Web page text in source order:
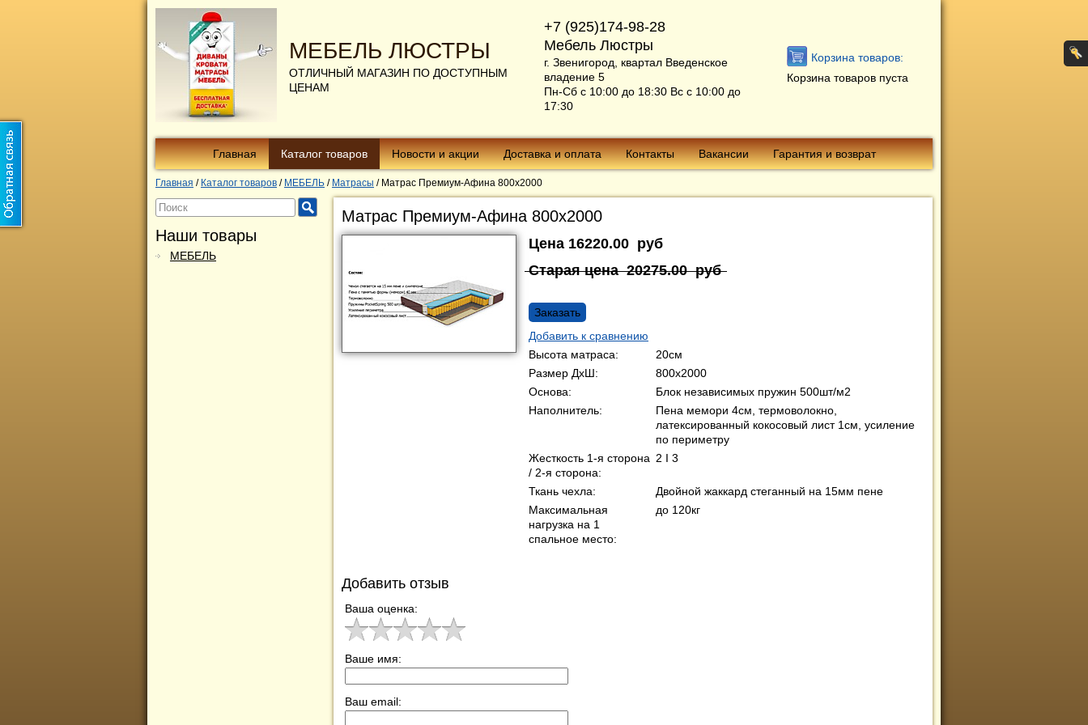
МЕБЕЛЬ ЛЮСТРЫ
ОТЛИЧНЫЙ МАГАЗИН ПО ДОСТУПНЫМ
ЦЕНАМ
+7 (925)174-98-28
Мебель Люстры
г. Звенигород, квартал Введенское
владение 5
Пн-Сб с 10:00 до 18:30 Вс с 10:00 до
17:30
Корзина товаров:
Корзина товаров пуста
Главная Каталог товаров Новости и акции Доставка и оплата Контакты Вакансии Гарантия и возврат
Главная / Каталог товаров / МЕБЕЛЬ / Матрасы / Матрас Премиум-Афина 800х2000
Наши товары
МЕБЕЛЬ
Матрас Премиум-Афина 800х2000
Цена 16220.00 руб
Старая цена 20275.00 руб
Заказать
Добавить к сравнению
Высота матраса:
20см
Размер ДхШ:
800х2000
Основа:
Блок независимых пружин 500шт/м2
Наполнитель:
Пена мемори 4см, термоволокно,
латексированный кокосовый лист 1см, усиление
по периметру
Жесткость 1-я сторона
/ 2-я сторона:
2 I 3
Ткань чехла:
Двойной жаккард стеганный на 15мм пене
Максимальная
нагрузка на 1
спальное место:
до 120кг
Добавить отзыв
Ваша оценка:
Ваше имя:
Ваш email: